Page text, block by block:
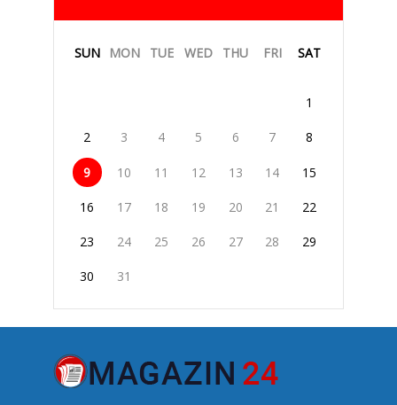
SUN MON TUE WED THU FRI SAT
1
2 3 4 5 6 7 8
9 10 11 12 13 14 15
16 17 18 19 20 21 22
23 24 25 26 27 28 29
30 31